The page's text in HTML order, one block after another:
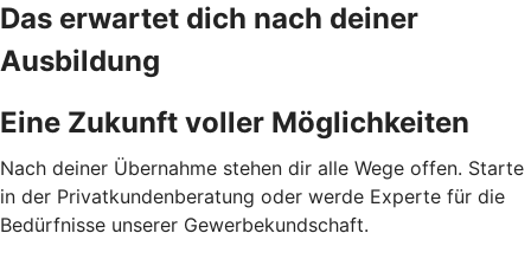
Das erwartet dich nach deiner
Ausbildung
Eine Zukunft voller Möglichkeiten
Nach deiner Übernahme stehen dir alle Wege offen. Starte
in der Privatkundenberatung oder werde Experte für die
Bedürfnisse unserer Gewerbekundschaft.